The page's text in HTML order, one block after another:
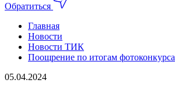
Обратиться
Главная
Новости
Новости ТИК
Поощрение по итогам фотоконкурса
05.04.2024